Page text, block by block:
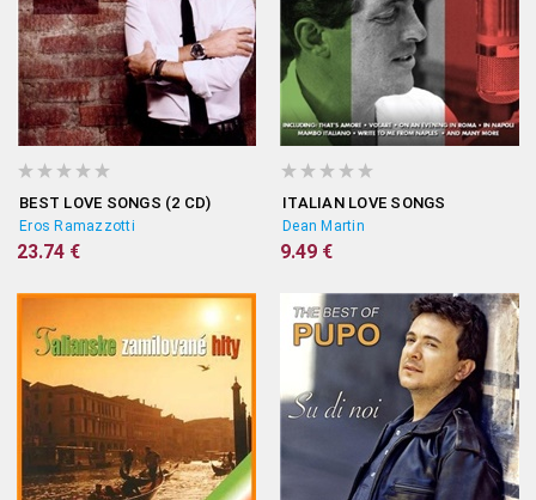
BEST LOVE SONGS (2 CD)
Eros Ramazzotti
23.74 €
ITALIAN LOVE SONGS
Dean Martin
9.49 €